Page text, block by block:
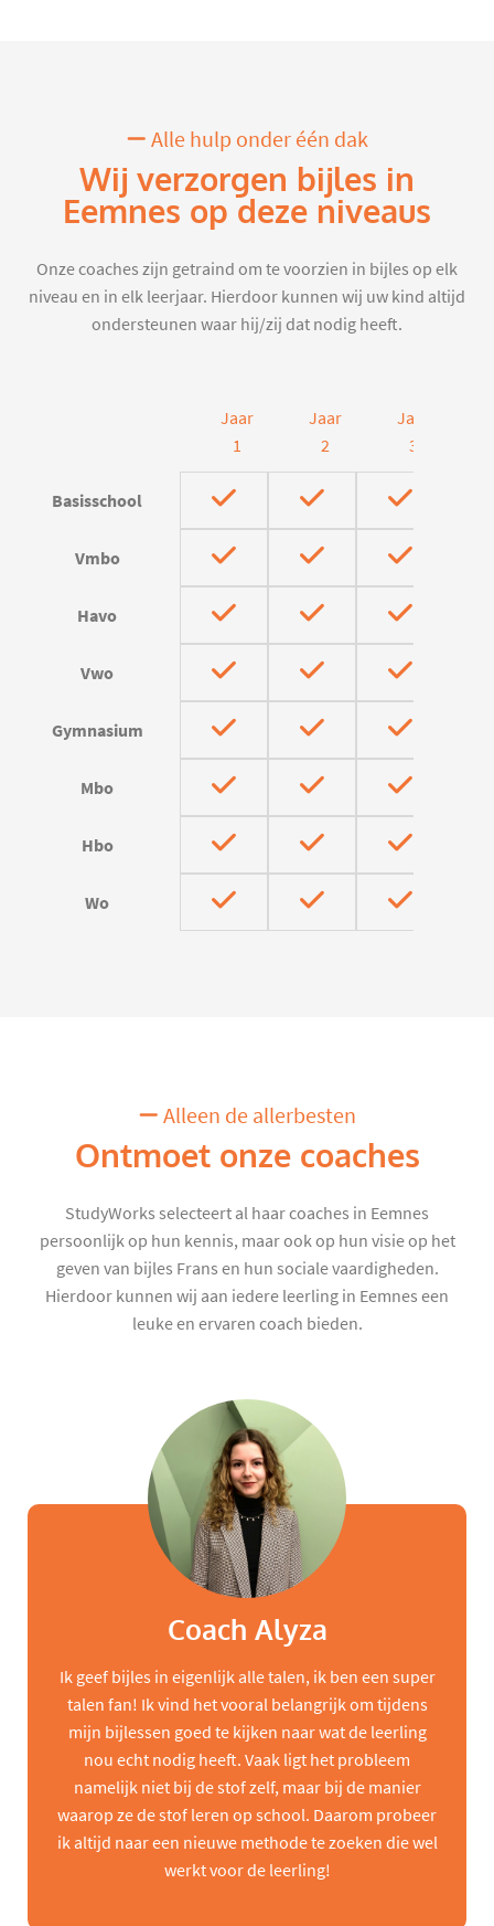
Alle hulp onder één dak
Wij verzorgen bijles in
Eemnes op deze niveaus
Onze coaches zijn getraind om te voorzien in bijles op elk
niveau en in elk leerjaar. Hierdoor kunnen wij uw kind altijd
ondersteunen waar hij/zij dat nodig heeft.
Jaar
1
Jaar
2
Jaar
3
Basisschool
Vmbo
Havo
Vwo
Gymnasium
Mbo
Hbo
Wo
Alleen de allerbesten
Ontmoet onze coaches
StudyWorks selecteert al haar coaches in Eemnes
persoonlijk op hun kennis, maar ook op hun visie op het
geven van bijles Frans en hun sociale vaardigheden.
Hierdoor kunnen wij aan iedere leerling in Eemnes een
leuke en ervaren coach bieden.
Coach Alyza
Ik geef bijles in eigenlijk alle talen, ik ben een super
talen fan! Ik vind het vooral belangrijk om tijdens
mijn bijlessen goed te kijken naar wat de leerling
nou echt nodig heeft. Vaak ligt het probleem
namelijk niet bij de stof zelf, maar bij de manier
waarop ze de stof leren op school. Daarom probeer
ik altijd naar een nieuwe methode te zoeken die wel
werkt voor de leerling!